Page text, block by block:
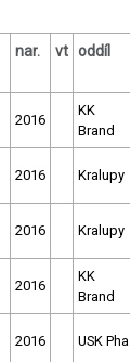
nar. vt oddíl
2016
KK
Brand
2016 Kralupy
2016 Kralupy
2016
KK
Brand
2016 USK Pha